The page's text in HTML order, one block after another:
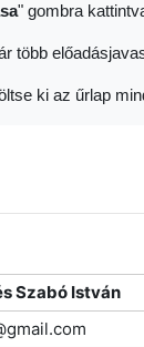
" gombra
több
ki az űrlap
Szabó István